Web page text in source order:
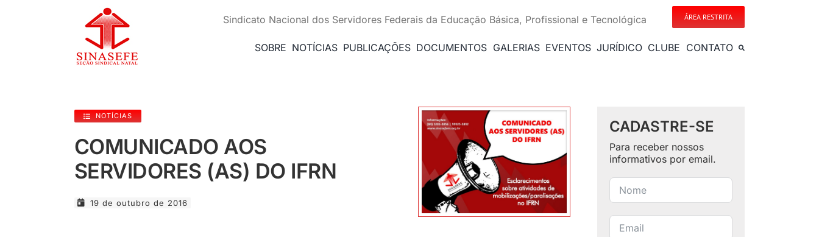
Sindicato Nacional dos Servidores Federais da Educação Básica, Profissional e Tecnológica ÁREA RESTRITA
SOBRE NOTÍCIAS PUBLICAÇÕES DOCUMENTOS GALERIAS EVENTOS JURÍDICO CLUBE CONTATO
NOTÍCIAS
COMUNICADO AOS
SERVIDORES (AS) DO IFRN
19 de outubro de 2016
CADASTRE-SE
Para receber nossos
informativos por email.